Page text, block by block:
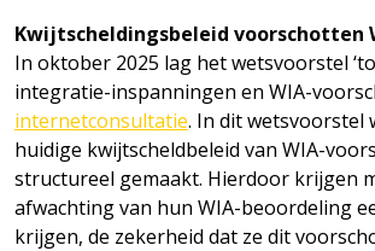
Kwijtscheldingsbeleid voorschotten
In oktober 2025 lag het wetsvoorstel
integratie-inspanningen en WIA-
internetconsultatie. In dit wetsvoorstel
huidige kwijtscheldbeleid van WIA-
structureel gemaakt. Hierdoor krijgen
afwachting van hun WIA-beoordeling
krijgen, de zekerheid dat ze dit